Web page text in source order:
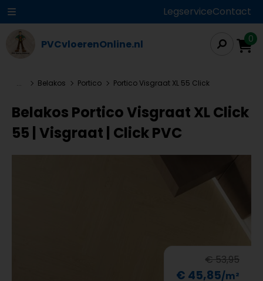
LegserviceContact
PVCvloerenOnline.nl 0
... Belakos Portico Portico Visgraat XL 55 Click
Belakos Portico Visgraat XL Click
55 | Visgraat | Click PVC
€ 53,95
€ 45,85